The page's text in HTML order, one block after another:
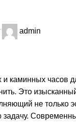
admin
и каминных часов
Это
не только